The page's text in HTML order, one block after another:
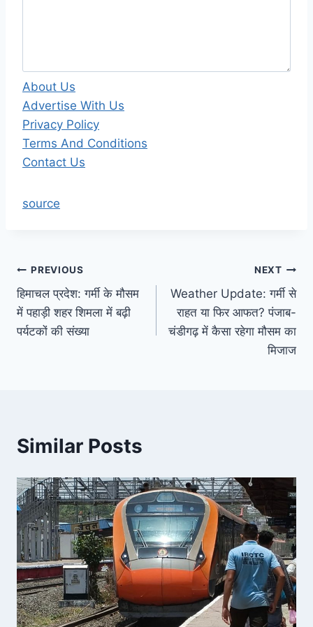
About Us
Advertise With Us
Privacy Policy
Terms And Conditions
Contact Us
source
Post
navigation
PREVIOUS
हिमाचल प्रदेश: गर्मी के मौसम
में पहाड़ी शहर शिमला में बढ़ी
पर्यटकों की संख्या
NEXT
Weather Update: गर्मी से
राहत या फिर आफत? पंजाब-
चंडीगढ़ में कैसा रहेगा मौसम का
मिजाज
Similar Posts